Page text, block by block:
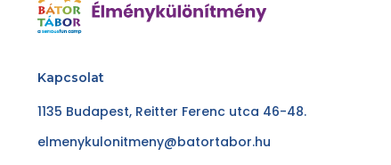
Kapcsolat
1135 Budapest, Reitter Ferenc utca 46-48.
elmenykulonitmeny@batortabor.hu